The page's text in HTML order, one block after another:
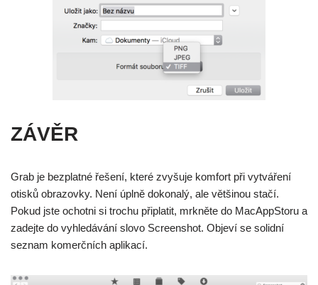
ZÁVĚR
Grab je bezplatné řešení, které zvyšuje komfort při vytváření
otisků obrazovky. Není úplně dokonalý, ale většinou stačí.
Pokud jste ochotni si trochu připlatit, mrkněte do MacAppStoru a
zadejte do vyhledávání slovo Screenshot. Objeví se solidní
seznam komerčních aplikací.